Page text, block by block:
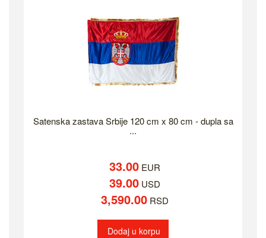
Satenska zastava Srbije 120 cm x 80 cm - dupla sa
...
33.00EUR
39.00USD
3,590.00RSD
Dodaj u korpu